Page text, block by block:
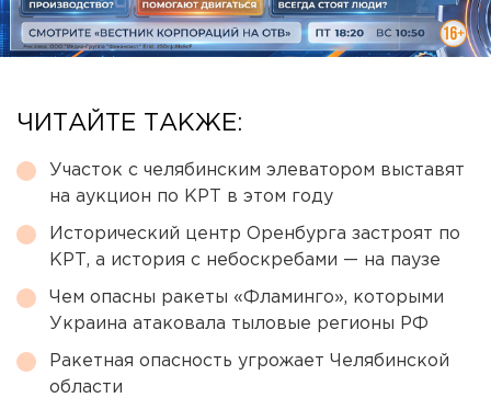
ЧИТАЙТЕ ТАКЖЕ:
Участок с челябинским элеватором выставят
на аукцион по КРТ в этом году
Исторический центр Оренбурга застроят по
КРТ, а история с небоскребами — на паузе
Чем опасны ракеты «Фламинго», которыми
Украина атаковала тыловые регионы РФ
Ракетная опасность угрожает Челябинской
области